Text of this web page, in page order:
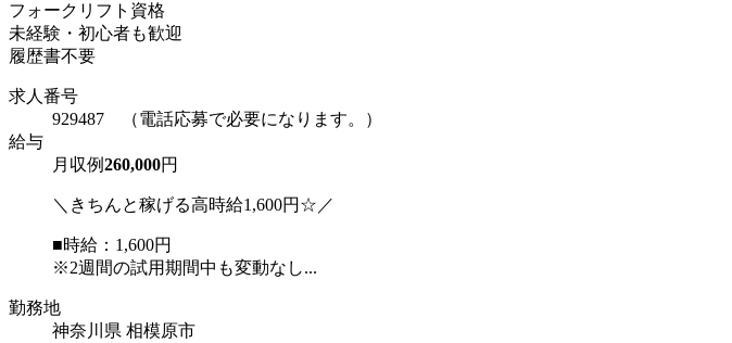
フォークリフト資格
未経験・初心者も歓迎
履歴書不要
求人番号
929487 （電話応募で必要になります。）
給与
月収例260,000円
＼きちんと稼げる高時給1,600円☆／
■時給：1,600円
※2週間の試用期間中も変動なし...
勤務地
神奈川県 相模原市